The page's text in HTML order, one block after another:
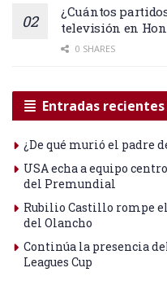
¿Cuántos
televisión en
0 SHARES
Entradas recientes
¿De qué murió el padre
USA echa a equipo
del Premundial
Rubilio Castillo rompe
del Olancho
Continúa la presencia
Leagues Cup